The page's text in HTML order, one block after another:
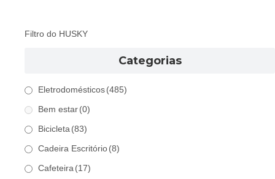
Filtro do HUSKY
Categorias
Eletrodomésticos (485)
Bem estar (0)
Bicicleta (83)
Cadeira Escritório (8)
Cafeteira (17)